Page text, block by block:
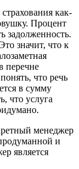
как-
Процент
задолженность.
значит, что к
перечне
что речь
в сумму
что услуга
менеджер
и
является